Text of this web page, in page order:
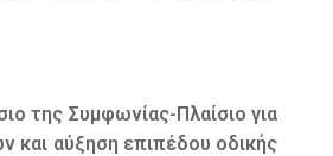
της Συμφωνίας-Πλαίσιο για
και αύξηση επιπέδου οδικής